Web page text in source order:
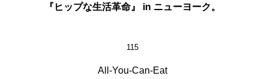
『ヒップな生活革命』 in ニューヨーク。
115
All-You-Can-Eat